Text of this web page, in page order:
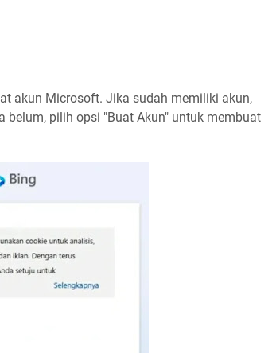
akun Microsoft. Jika sudah memiliki akun,
pilih opsi "Buat Akun" untuk membuat